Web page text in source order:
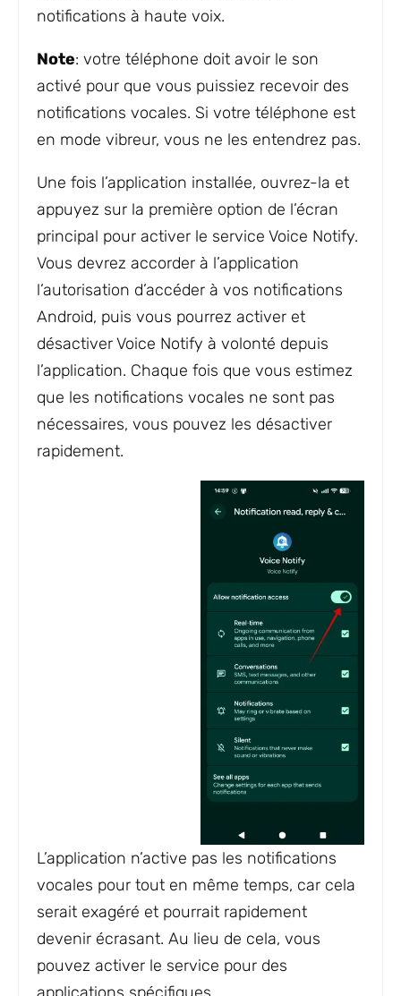
notifications à haute voix.
Note: votre téléphone doit avoir le son
activé pour que vous puissiez recevoir des
notifications vocales. Si votre téléphone est
en mode vibreur, vous ne les entendrez pas.
Une fois l’application installée, ouvrez-la et
appuyez sur la première option de l’écran
principal pour activer le service Voice Notify.
Vous devrez accorder à l’application
l’autorisation d’accéder à vos notifications
Android, puis vous pourrez activer et
désactiver Voice Notify à volonté depuis
l’application. Chaque fois que vous estimez
que les notifications vocales ne sont pas
nécessaires, vous pouvez les désactiver
rapidement.
L’application n’active pas les notifications
vocales pour tout en même temps, car cela
serait exagéré et pourrait rapidement
devenir écrasant. Au lieu de cela, vous
pouvez activer le service pour des